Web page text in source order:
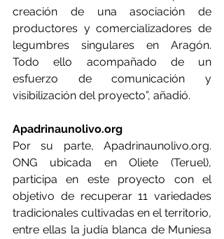
creación de una asociación de
productores y comercializadores de
legumbres singulares en Aragón.
Todo ello acompañado de un
esfuerzo de comunicación y
visibilización del proyecto”, añadió.
Apadrinaunolivo.org
Por su parte, Apadrinaunolivo.org.
ONG ubicada en Oliete (Teruel),
participa en este proyecto con el
objetivo de recuperar 11 variedades
tradicionales cultivadas en el territorio,
entre ellas la judía blanca de Muniesa